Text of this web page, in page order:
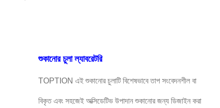
শুকানোর চুলা ল্যাবরেটরি
TOPTION এই শুকানোর চুলাটি বিশেষভাবে তাপ সংবেদনশীল বা
বিকৃত এবং সহজেই অক্সিডেটিভ উপাদান শুকানোর জন্য ডিজাইন করা